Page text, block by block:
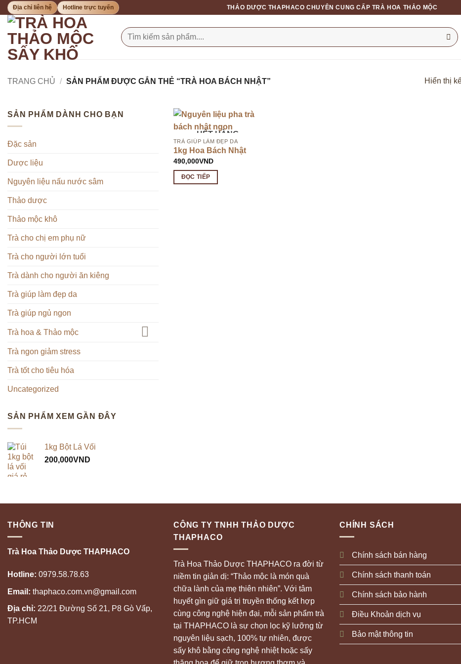
Bỏ
qua
dung
Địa chỉ liên hệ Hotline trực tuyến THẢO DƯỢC THAPHACO CHUYÊN CUNG CẤP TRÀ HOA THẢO MỘC
Tìm
kiếm:
TRANG CHỦ / SẢN PHẨM ĐƯỢC GẮN THẺ “TRÀ HOA BÁCH NHẬT” Hiển thị
SẢN PHẨM DÀNH CHO BẠN
Đặc sản
Dược liệu
Nguyên liệu nấu nước sâm
Thảo dược
Thảo mộc khô
Trà cho chị em phụ nữ
Trà cho người lớn tuổi
Trà dành cho người ăn kiêng
Trà giúp làm đẹp da
Trà giúp ngủ ngon
Trà hoa & Thảo mộc
Trà ngon giảm stress
Trà tốt cho tiêu hóa
Uncategorized
SẢN PHẨM XEM GẦN ĐÂY
1kg Bột Lá Vối
200,000VND
HẾT HÀNG
TRÀ GIÚP LÀM ĐẸP DA
1kg Hoa Bách Nhật
490,000VND
ĐỌC TIẾP
THÔNG TIN
Trà Hoa Thảo Dược THAPHACO
Hotline: 0979.58.78.63
Email: thaphaco.com.vn@gmail.com
Địa chỉ: 22/21 Đường Số 21, P8 Gò Vấp,
TP.HCM
CÔNG TY TNHH THẢO DƯỢC
THAPHACO
Trà Hoa Thảo Dược THAPHACO ra đời từ
niềm tin giản dị: “Thảo mộc là món quà
chữa lành của mẹ thiên nhiên”. Với tâm
huyết gìn giữ giá trị truyền thống kết hợp
cùng công nghệ hiện đại, mỗi sản phẩm trà
tại THAPHACO là sự chọn lọc kỹ lưỡng từ
nguyên liệu sạch, 100% tự nhiên, được
sấy khô bằng công nghệ nhiệt hoặc sấy
CHÍNH SÁCH
Chính sách bán hàng
Chính sách thanh toán
Chính sách bảo hành
Điều Khoản dịch vụ
Bảo mật thông tin